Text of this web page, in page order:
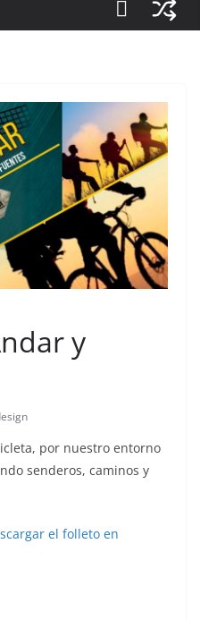
y
por nuestro entorno
senderos, caminos y
el folleto en